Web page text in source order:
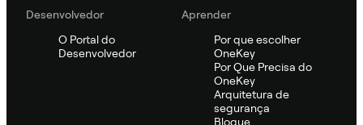
Desenvolvedor
O Portal do
Desenvolvedor
Aprender
Por que escolher
OneKey
Por Que Precisa do
OneKey
Arquitetura de
segurança
Blogue